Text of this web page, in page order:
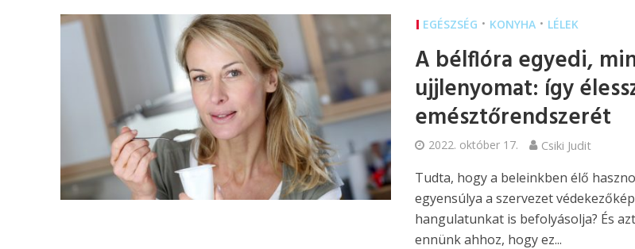
EGÉSZSÉG • KONYHA • LÉLEK
A bélflóra egyedi,
ujjlenyomat: így
emésztőrendszerét
2022. október 17. Csiki Judit
Tudta, hogy a beleinkben élő
egyensúlya a szervezet
hangulatunkat is befolyásolja? És
ennünk ahhoz, hogy ez...